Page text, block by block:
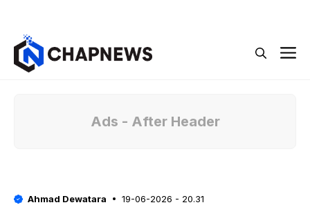
Ads - After Header
Ahmad Dewatara 19-06-2026 - 20.31